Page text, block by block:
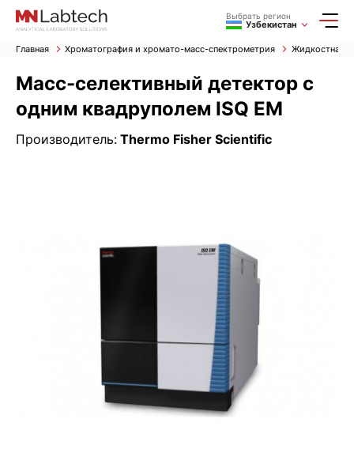
Выбрать регион
Узбекистан
Главная Хроматография и хромато-масс-спектрометрия Жидкостная
Масс-селективный детектор с
одним квадруполем ISQ EM
Производитель: Thermo Fisher Scientific